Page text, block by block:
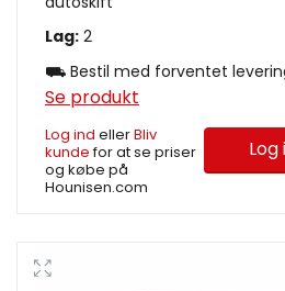
Lag: 2
⛟ Bestil med forventet
Se produkt
Log ind ellerBliv
kundefor at se priser
og købe på
Hounisen.com
Log